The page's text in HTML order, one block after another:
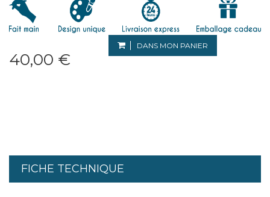
40,00 €
DANS MON PANIER
FICHE TECHNIQUE